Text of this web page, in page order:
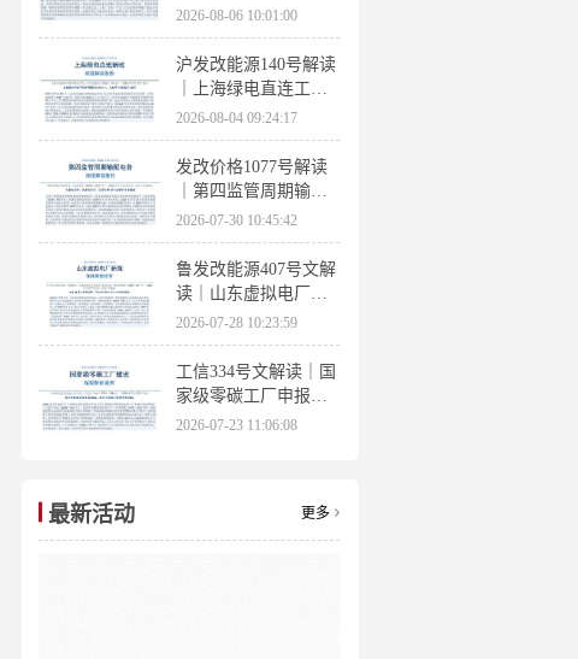
条件、保函罚则、出
清机制、聚合商门槛
2026-08-06 10:01:00
沪发改能源140号解读
｜上海绿电直连工作
方案 申报条件、源荷
指标、场景优先级全
梳理
2026-08-04 09:24:17
发改价格1077号解读
｜第四监管周期输配
电价落地 电量电价下
调容量电价上调
2026-07-30 10:45:42
鲁发改能源407号文解
读｜山东虚拟电厂管
理办法全文 分布式光
伏打包入市规则详解
2026-07-28 10:23:59
工信334号文解读｜国
家级零碳工厂申报条
件、三大硬性指标、
2026-07-23 11:06:08
最新活动 更多